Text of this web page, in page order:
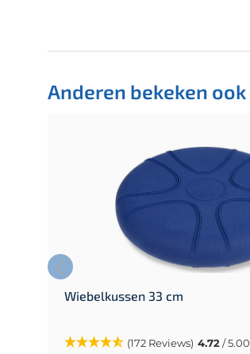
Anderen bekeken ook
Wiebelkussen 33 cm
(172 Reviews) 4.72/ 5.00